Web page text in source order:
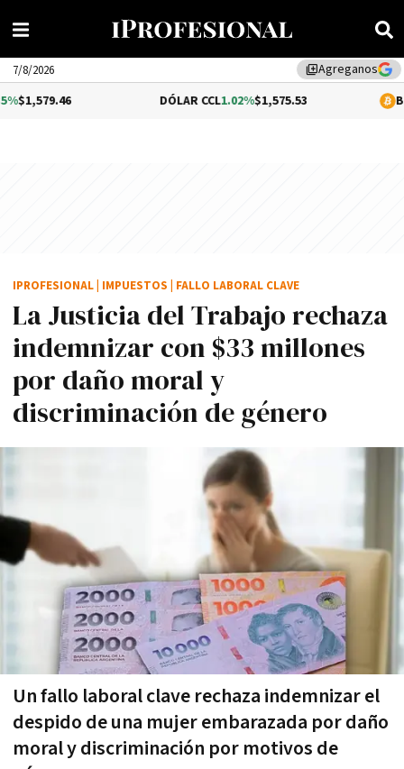
library_addAgreganos
7/8/2026
DÓLAR CCL1.02%$1,575.53 BITCOIN-
La Justicia del Trabajo rechaza
indemnizar con $33 millones
por daño moral y
discriminación de género
Un fallo laboral clave rechaza indemnizar el
despido de una mujer embarazada por daño
moral y discriminación por motivos de
IPROFESIONAL IMPUESTOS FALLO LABORAL CLAVE